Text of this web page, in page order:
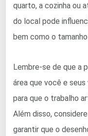
quarto, a cozinha ou
do local pode
bem como o
Lembre-se de que a
área que você e
para que o trabalho
Além disso,
garantir que o